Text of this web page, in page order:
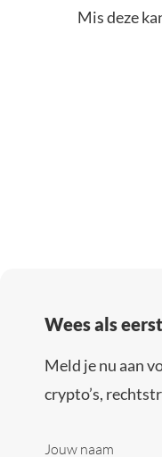
Mis deze
Wees als
Meld je nu aan
crypto’s,
Jouw naam